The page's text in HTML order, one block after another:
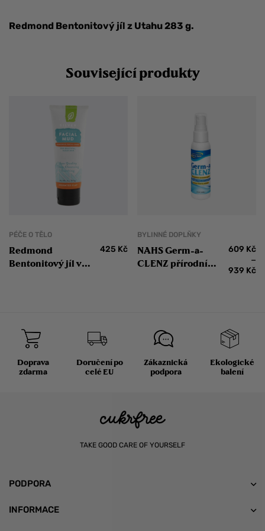
Redmond Bentonitový jíl z Utahu 283 g.
Související produkty
PÉČE O TĚLO
Redmond
Bentonitový jíl v
425 Kč
BYLINNÉ DOPLŇKY
NAHS Germ-a-
CLENZ přírodní
609 Kč
–
939 Kč
Doprava
zdarma
Doručení po
celé EU
Zákaznická
podpora
Ekologické
balení
TAKE GOOD CARE OF YOURSELF
PODPORA
INFORMACE